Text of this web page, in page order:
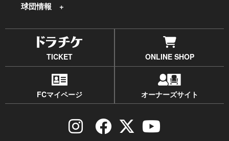
球団情報
TICKET ONLINE SHOP
FCマイページ オーナーズサイト